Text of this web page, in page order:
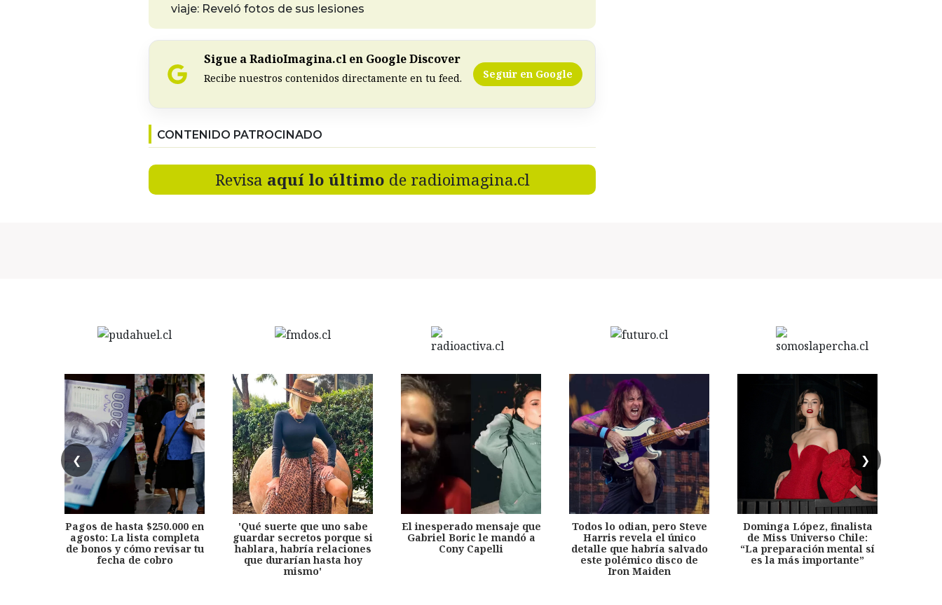
viaje: Reveló fotos de sus lesiones
Sigue a RadioImagina.cl en Google Discover
Recibe nuestros contenidos directamente en tu feed. Seguir en Google
CONTENIDO PATROCINADO
Revisa aquí lo último de radioimagina.cl
❮ ❯
Pagos de hasta $250.000 en
agosto: La lista completa
de bonos y cómo revisar tu
fecha de cobro
'Qué suerte que uno sabe
guardar secretos porque si
hablara, habría relaciones
que durarían hasta hoy
mismo'
El inesperado mensaje que
Gabriel Boric le mandó a
Cony Capelli
Todos lo odian, pero Steve
Harris revela el único
detalle que habría salvado
este polémico disco de
Iron Maiden
Dominga López, finalista
de Miss Universo Chile:
“La preparación mental sí
es la más importante”